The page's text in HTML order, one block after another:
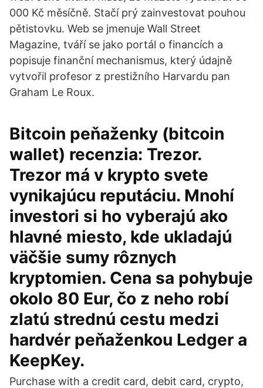
000 Kč měsíčně. Stačí prý zainvestovat pouhou
pětistovku. Web se jmenuje Wall Street
Magazine, tváří se jako portál o financích a
popisuje finanční mechanismus, který údajně
vytvořil profesor z prestižního Harvardu pan
Graham Le Roux.
Bitcoin peňaženky (bitcoin
wallet) recenzia: Trezor.
Trezor má v krypto svete
vynikajúcu reputáciu. Mnohí
investori si ho vyberajú ako
hlavné miesto, kde ukladajú
väčšie sumy rôznych
kryptomien. Cena sa pohybuje
okolo 80 Eur, čo z neho robí
zlatú strednú cestu medzi
hardvér peňaženkou Ledger a
KeepKey.
Purchase with a credit card, debit card, crypto,